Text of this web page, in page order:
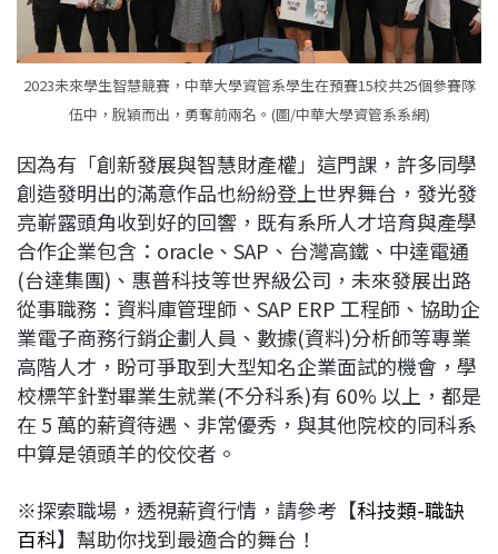
2023未來學生智慧競賽，中華大學資管系學生在預賽15校共25個參賽隊
伍中，脫穎而出，勇奪前兩名。(圖/中華大學資管系系網)
因為有「創新發展與智慧財產權」這門課，許多同學
創造發明出的滿意作品也紛紛登上世界舞台，發光發
亮嶄露頭角收到好的回響，既有系所人才培育與產學
合作企業包含：oracle、SAP、台灣高鐵、中達電通
(台達集團)、惠普科技等世界級公司，未來發展出路
從事職務：資料庫管理師、SAP ERP 工程師、協助企
業電子商務行銷企劃人員、數據(資料)分析師等專業
高階人才，盼可爭取到大型知名企業面試的機會，學
校標竿針對畢業生就業(不分科系)有 60% 以上，都是
在 5 萬的薪資待遇、非常優秀，與其他院校的同科系
中算是領頭羊的佼佼者。
※探索職場，透視薪資行情，請參考【科技類-職缺
百科】幫助你找到最適合的舞台！